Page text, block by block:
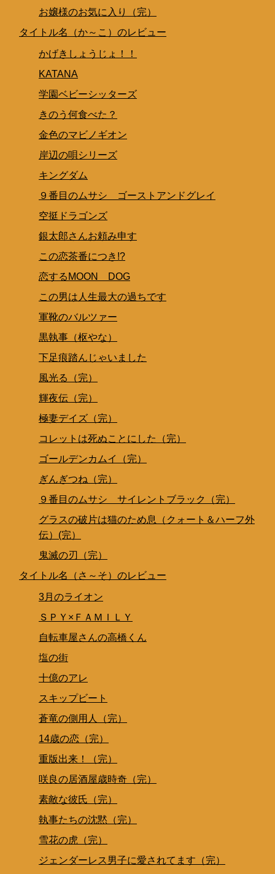
お嬢様のお気に入り（完）
タイトル名（か～こ）のレビュー
かげきしょうじょ！！
KATANA
学園ベビーシッターズ
きのう何食べた？
金色のマビノギオン
岸辺の唄シリーズ
キングダム
９番目のムサシ ゴーストアンドグレイ
空挺ドラゴンズ
銀太郎さんお頼み申す
この恋茶番につき!?
恋するMOON DOG
この男は人生最大の過ちです
軍靴のバルツァー
黒執事（枢やな）
下足痕踏んじゃいました
風光る（完）
輝夜伝（完）
極妻デイズ（完）
コレットは死ぬことにした（完）
ゴールデンカムイ（完）
ぎんぎつね（完）
９番目のムサシ サイレントブラック（完）
グラスの破片は猫のため息（クォート＆ハーフ外
伝）(完）
鬼滅の刃（完）
タイトル名（さ～そ）のレビュー
3月のライオン
ＳＰＹ×ＦＡＭＩＬＹ
自転車屋さんの高橋くん
塩の街
十億のアレ
スキップビート
蒼竜の側用人（完）
14歳の恋（完）
重版出来！（完）
咲良の居酒屋歳時奇（完）
素敵な彼氏（完）
執事たちの沈黙（完）
雪花の虎（完）
ジェンダーレス男子に愛されてます（完）